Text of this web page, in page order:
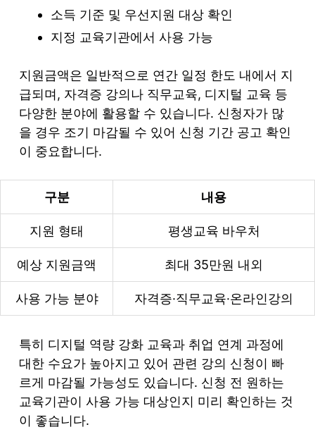
소득 기준 및 우선지원 대상 확인
지정 교육기관에서 사용 가능
지원금액은 일반적으로 연간 일정 한도 내에서 지
급되며, 자격증 강의나 직무교육, 디지털 교육 등
다양한 분야에 활용할 수 있습니다. 신청자가 많
을 경우 조기 마감될 수 있어 신청 기간 공고 확인
이 중요합니다.
구분 내용
지원 형태 평생교육 바우처
예상 지원금액 최대 35만원 내외
사용 가능 분야 자격증·직무교육·온라인강의
특히 디지털 역량 강화 교육과 취업 연계 과정에
대한 수요가 높아지고 있어 관련 강의 신청이 빠
르게 마감될 가능성도 있습니다. 신청 전 원하는
교육기관이 사용 가능 대상인지 미리 확인하는 것
이 좋습니다.